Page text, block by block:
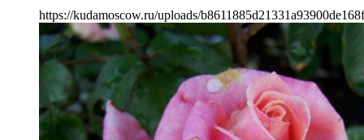
https://kudamoscow.ru/uploads/